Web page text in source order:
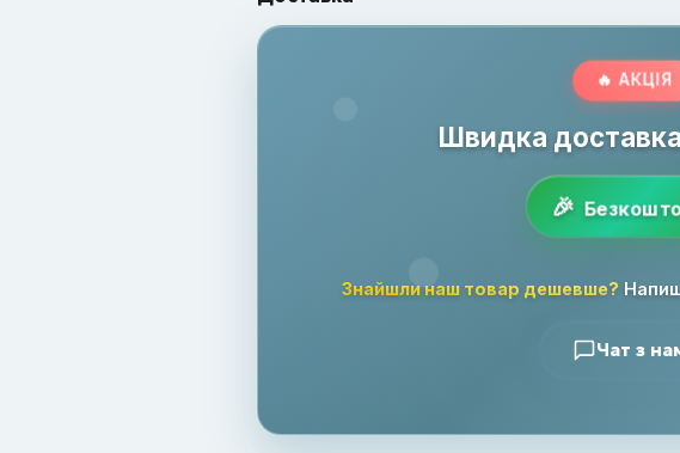
🔥 АКЦІЯ
Швидка доставка
Знайшли наш товар дешевше?
Чат з